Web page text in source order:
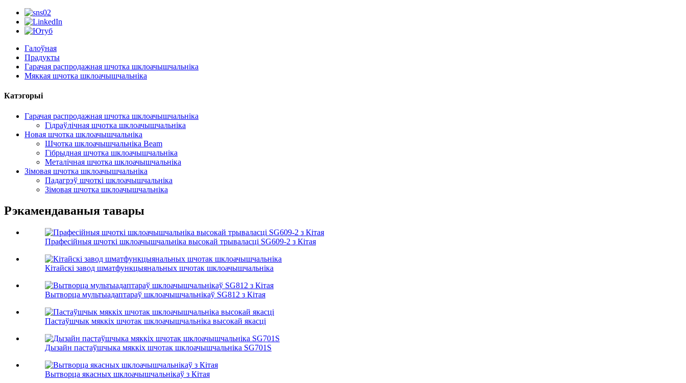
Галоўная
Прадукты
Гарачая распродажная шчотка шклоачышчальніка
Мяккая шчотка шклоачышчальніка
Катэгорыі
Гарачая распродажная шчотка шклоачышчальніка
Гідраўлічная шчотка шклоачышчальніка
Новая шчотка шклоачышчальніка
Шчотка шклоачышчальніка Beam
Гібрыдная шчотка шклоачышчальніка
Металічная шчотка шклоачышчальніка
Зімовая шчотка шклоачышчальніка
Падагрэў шчоткі шклоачышчальніка
Зімовая шчотка шклоачышчальніка
Рэкамендаваныя тавары
Прафесійныя шчоткі шклоачышчальніка высокай трываласці SG609-2 з Кітая
Кітайскі завод шматфункцыянальных шчотак шклоачышчальніка
Вытворца мультыадаптараў шклоачышчальнікаў SG812 з Кітая
Пастаўшчык мяккіх шчотак шклоачышчальніка высокай якасці
Дызайн пастаўшчыка мяккіх шчотак шклоачышчальніка SG701S
Вытворца якасных шклоачышчальнікаў з Кітая